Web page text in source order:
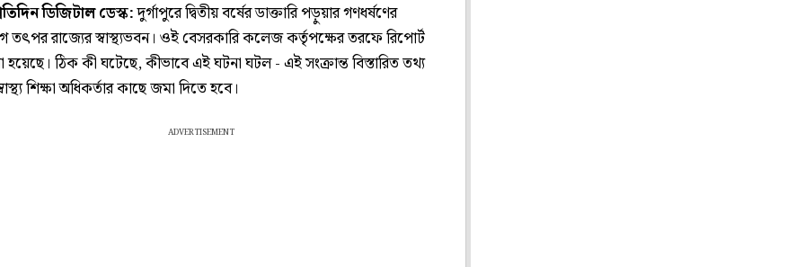
ডিজিটাল ডেস্ক:দুর্গাপুরে দ্বিতীয় বর্ষের ডাক্তারি পড়ুয়ার গণধর্ষণের
তৎপর রাজ্যের স্বাস্থ্যভবন। ওই বেসরকারি কলেজ কর্তৃপক্ষের তরফে রিপোর্ট
ঠিক কী ঘটেছে, কীভাবে এই ঘটনা ঘটল - এই সংক্রান্ত বিস্তারিত তথ্য
শিক্ষা অধিকর্তার কাছে জমা দিতে হবে।
ADVERTISEMENT